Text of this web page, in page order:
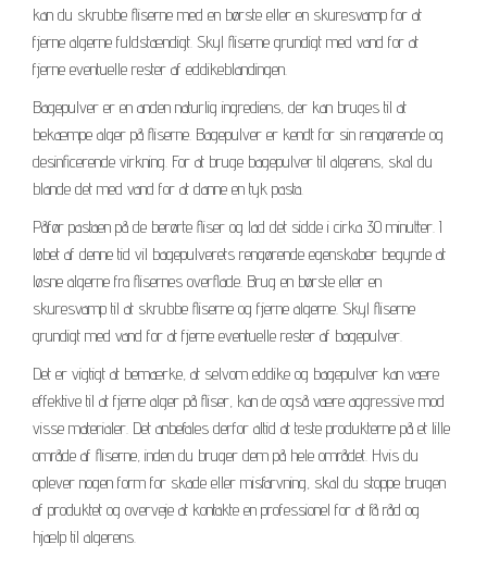
kan du skrubbe fliserne med en børste eller en skuresvamp for at
fjerne algerne fuldstændigt. Skyl fliserne grundigt med vand for at
fjerne eventuelle rester af eddikeblandingen.
Bagepulver er en anden naturlig ingrediens, der kan bruges til at
bekæmpe alger på fliserne. Bagepulver er kendt for sin rengørende og
desinficerende virkning. For at bruge bagepulver til algerens, skal du
blande det med vand for at danne en tyk pasta.
Påfør pastaen på de berørte fliser og lad det sidde i cirka 30 minutter. I
løbet af denne tid vil bagepulverets rengørende egenskaber begynde at
løsne algerne fra flisernes overflade. Brug en børste eller en
skuresvamp til at skrubbe fliserne og fjerne algerne. Skyl fliserne
grundigt med vand for at fjerne eventuelle rester af bagepulver.
Det er vigtigt at bemærke, at selvom eddike og bagepulver kan være
effektive til at fjerne alger på fliser, kan de også være aggressive mod
visse materialer. Det anbefales derfor altid at teste produkterne på et lille
område af fliserne, inden du bruger dem på hele området. Hvis du
oplever nogen form for skade eller misfarvning, skal du stoppe brugen
af produktet og overveje at kontakte en professionel for at få råd og
hjælp til algerens.